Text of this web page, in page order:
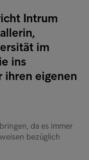
Intrum
im
ins
ihren eigenen
da es immer
bezüglich